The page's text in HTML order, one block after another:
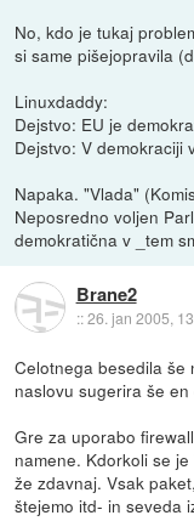
No, kdo je tukaj
si same pišejopravila
Linuxdaddy:
Dejstvo: EU je
Dejstvo: V demokraciji
Napaka. "Vlada"
Neposredno voljen
demokratična v _tem
Brane2
::26. jan 2005,
Celotnega besedila še
naslovu sugerira še
Gre za uporabo
namene. Kdorkoli se
že zdavnaj. Vsak
štejemo itd- in seveda